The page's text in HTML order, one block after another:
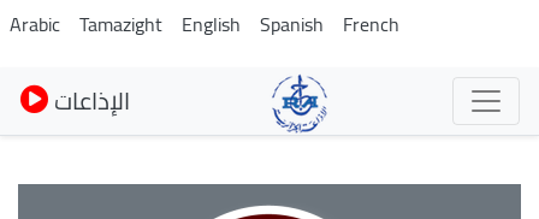
Skip
to
main
content
Arabic Tamazight English Spanish French
الإذاعات